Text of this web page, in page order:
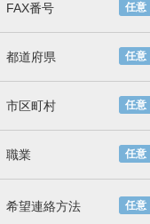
任意
FAX番号
任意
都道府県
任意
市区町村
任意
職業
任意
希望連絡方法